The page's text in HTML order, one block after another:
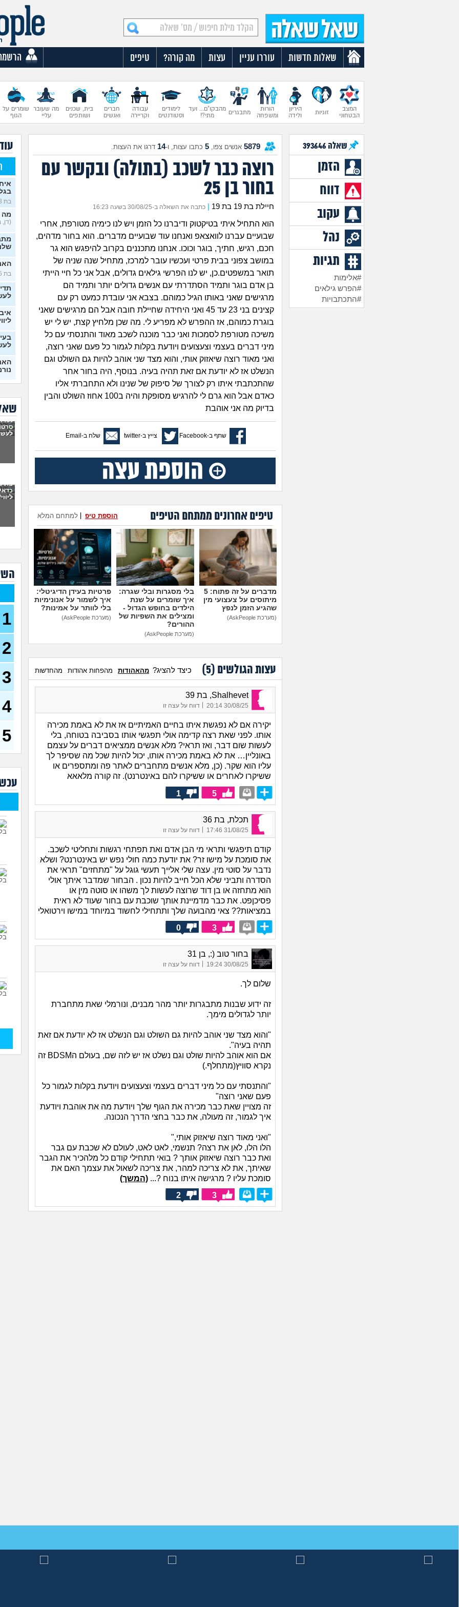
שאלות חדשות עוררו עניין עצות מה קורה? טיפים
המצב
הבטחוני
זוגיות
היריון
ולידה
הורות
ומשפחה
מתבגרים
מהבקו"ם... ועד
מתי?!
לימודים
וסטודנטים
עבודה
וקריירה
חברים
ואנשים
בית, שכנים
ושותפים
מה שעובר
עליי
שומרים על
הגוף
שאלה393646
הזמן
דווח
עקוב
נהל
תגיות
#אלימות
#הפרש גילאים
#התכתבויות
5879 אנשים צפו, 5 כתבו עצות, ו-14 דרגו את העצות.
רוצה כבר לשכב (בתולה) ובקשר עם
בחור בן 25
חיילת בת 19 בת 19 כתבה את השאלה ב-30/08/25 בשעה 16:23
הוא התחיל איתי בטיקטוק ודיברנו כל הזמן ויש לנו כימיה מטורפת, אחרי
שבועיים עברנו לוואצאפ ואנחנו עוד שבועיים מדברים. הוא בחור מדהים,
חכם, רגיש, חתיך, בוגר וכוכו. אנחנו מתכננים בקרוב להיפגש הוא גר
במושב צפוני בבית פרטי ועכשיו עובר למרכז, מתחיל שנה שניה של
תואר במשפטים.כן, יש לנו הפרשי גילאים גדולים, אבל אני כל חיי הייתי
בן אדם בוגר ותמיד הסתדרתי עם אנשים גדולים יותר ותמיד הם
מרגישים שאני באותו הגיל כמוהם. בצבא אני עובדת כמעט רק עם
קצינים בני 23 עד 45 ואני היחידה שחיילת חובה אבל הם מרגישים שאני
בוגרת כמוהם, אז ההפרש לא מפריע לי. מה שכן מלחיץ קצת, יש לי יש
משיכה מטורפת לסמכות ואני כבר מוכנה לשכב מאוד והתנסתי עם כל
מיני דברים בעצמי וצעצועים ויודעת בקלות לגמור כל פעם שאני רוצה,
ואני מאוד רוצה שיאזוק אותי, והוא מצד שני אוהב להיות גם השולט וגם
הנשלט אז לא יודעת אם זאת תהיה בעיה. בנוסף, היה בחור אחר
שהתכתבתי איתו רק לצורך של סיפוק של שנינו ולא התחברתי אליו
כאדם אבל הוא גרם לי להרגיש מסופקת והיה ב100 אחוז השולט והבין
בדיוק מה אני אוהבת
שתף ב-Facebook צייץ ב-twitter שלח ב-Email
טיפים אחרונים ממתחם הטיפים למתחם המלא הוספת טיפ
מדברים על זה פתוח: 5
מיתוסים על צעצועי מין
שהגיע הזמן לנפץ
(מערכת AskPeople)
בלי מסגרות ובלי שגרה:
איך שומרים על שנת
הילדים בחופש הגדול -
ומצילים את השפיות של
ההורים?
(מערכת AskPeople)
פרטיות בעידן הדיגיטלי:
איך לשמור על אנונימיות
בלי לוותר על אמינות?
(מערכת AskPeople)
עצות הגולשים (5
) כיצד להציג? מהאהודות מהפחות אהודות מהחדשות
Shalhevet, בת 39
30/08/25 20:14 דווח על עצה זו
יקירה אם לא נפגשת איתו בחיים האמיתיים אז את לא באמת מכירה
אותו. לפני שאת רצה קדימה אולי תפגשי אותו בסביבה בטוחה, בלי
לעשות שום דבר, ואז תראי? מלא אנשים ממציאים דברים על עצמם
באונליין… את לא באמת מכירה אותו, יכול להיות שכל מה שסיפר לך
עליו הוא שקר. (כן, מלא אנשים מתחברים לאתר פה ומתספרים או
ששיקרו לאחרים או ששיקרו להם באינטרנט). זה קורה מלאאא
5
1
תכלת, בת 36
31/08/25 17:46
| דווח על עצה זו
קודם תיפגשי ותראי מי הבן אדם ואת תפתחי רגשות ותחליטי לשכב.
את סומכת על מישו זר? את יודעת כמה חולי נפש יש באינטרנט? ושלא
נדבר על סוטי מין. עצה שלי אלייך תעשי גוגל על "מתחזים" תראי את
הסדרה ותביני שלא הכל חייב להיות נכון . הבחור שמדבר איתך אולי
הוא מתחזה או בן דוד שרוצה לעשות לך משהו או סוטה מין או
פסיכןפט. את כבר מדמיינת אותך שוכבת עם בחור שעוד לא ראית
במציאות?? צאי מהבועה שלך ותתחילי לחשוד במיוחד במישו וירטואלי
3
0
בחור טוב (:, בן 31
30/08/25 19:24 דווח על עצה זו
שלום לך.
זה ידוע שבנות מתבגרות יותר מהר מבנים, ונורמלי שאת מתחברת
יותר לגדולים מימך.
"והוא מצד שני אוהב להיות גם השולט וגם הנשלט אז לא יודעת אם זאת
תהיה בעיה".
אם הוא אוהב להיות שולט וגם נשלט אז יש לזה שם, בעולם הBDSM זה
נקרא סוויץ(מתחלף.)
"והתנסתי עם כל מיני דברים בעצמי וצעצועים ויודעת בקלות לגמור כל
פעם שאני רוצה"
זה מצויין שאת כבר מכירה את הגוף שלך ויודעת מה את אוהבת ויודעת
איך לגמור, זה מעולה, את כבר בחצי הדרך הנכונה.
"ואני מאוד רוצה שיאזוק אותי,"
הלו הלו, לאן את רצה? תנשמי, לאט לאט, לעולם לא שכבת עם גבר
ואת כבר רוצה שיאזוק אותך ? בואי תתחילי קודם כל מלהכיר את הגבר
שאיתך, את לא צריכה למהר, את צריכה לשאול את עצמך האם את
סומכת עליו ? מרגישה איתו בנוח ?... (המשך)
3
2
בת 18)
מה
(דן, בן
בת 25)
ליווי
6
לא
מה
30)
עם
אח
1
2
3
4
5